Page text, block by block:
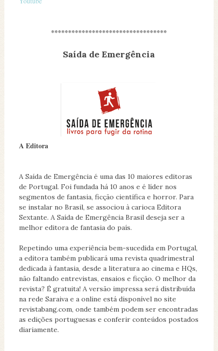
**********************************
Saída de Emergência
A Editora
A Saída de Emergência é uma das 10 maiores editoras
de Portugal. Foi fundada há 10 anos e é líder nos
segmentos de fantasia, ficção científica e horror. Para
se instalar no Brasil, se associou à carioca Editora
Sextante. A Saída de Emergência Brasil deseja ser a
melhor editora de fantasia do país.
Repetindo uma experiência bem-sucedida em Portugal,
a editora também publicará uma revista quadrimestral
dedicada à fantasia, desde a literatura ao cinema e HQs,
não faltando entrevistas, ensaios e ficção. O melhor da
revista? É gratuita! A versão impressa será distribuída
na rede Saraiva e a online está disponível no site
revistabang.com, onde também podem ser encontradas
as edições portuguesas e conferir conteúdos postados
diariamente.